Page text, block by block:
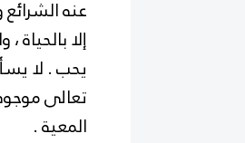
عنه
إلا بالحياة
يحب . لا
تعالى
المعية .